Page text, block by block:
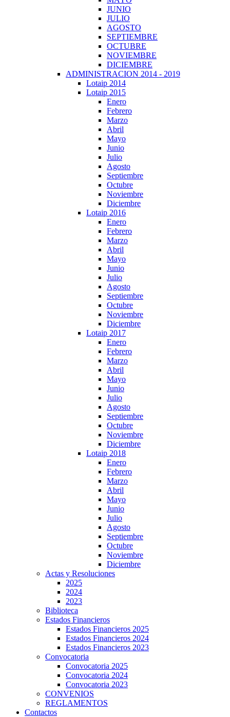
JUNIO
JULIO
AGOSTO
SEPTIEMBRE
OCTUBRE
NOVIEMBRE
DICIEMBRE
ADMINISTRACION 2014 - 2019
Lotaip 2014
Lotaip 2015
Enero
Febrero
Marzo
Abril
Mayo
Junio
Julio
Agosto
Septiembre
Octubre
Noviembre
Diciembre
Lotaip 2016
Enero
Febrero
Marzo
Abril
Mayo
Junio
Julio
Agosto
Septiembre
Octubre
Noviembre
Diciembre
Lotaip 2017
Enero
Febrero
Marzo
Abril
Mayo
Junio
Julio
Agosto
Septiembre
Octubre
Noviembre
Diciembre
Lotaip 2018
Enero
Febrero
Marzo
Abril
Mayo
Junio
Julio
Agosto
Septiembre
Octubre
Noviembre
Diciembre
Actas y Resoluciones
2025
2024
2023
Biblioteca
Estados Financieros
Estados Financieros 2025
Estados Financieros 2024
Estados Financieros 2023
Convocatoria
Convocatoria 2025
Convocatoria 2024
Convocatoria 2023
CONVENIOS
REGLAMENTOS
Contactos